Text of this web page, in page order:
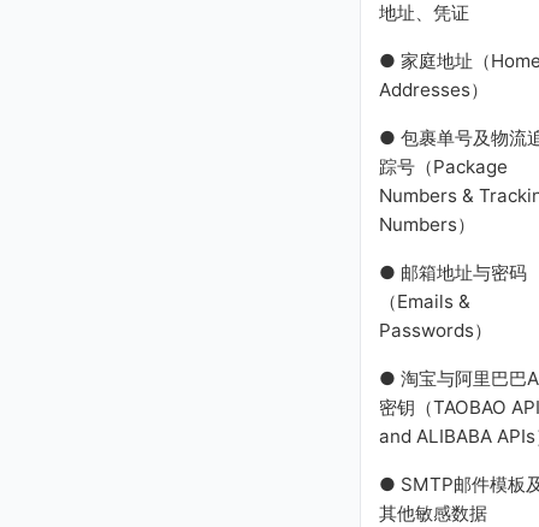
地址、凭证
● 家庭地址（
Addresses）
● 包裹单号及物流
踪号（Package
Numbers &
Numbers）
● 邮箱地址与密码
（Emails &
Passwords）
● 淘宝与阿里巴巴
密钥（TAOBAO
and ALIBABA APIs
● SMTP邮件模板
其他敏感数据